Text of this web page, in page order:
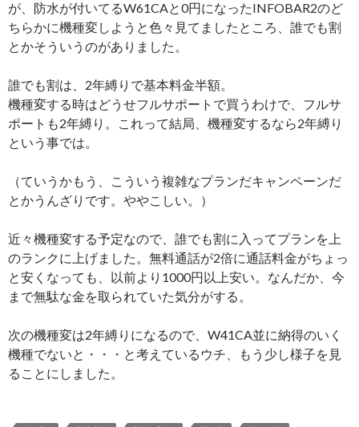
が、防水が付いてるW61CAと0円になったINFOBAR2のど
ちらかに機種変しようと色々見てましたところ、誰でも割
とかそういうのがありました。
誰でも割は、2年縛りで基本料金半額。
機種変する時はどうせフルサポートで買うわけで、フルサ
ポートも2年縛り。これって結局、機種変するなら2年縛り
という事では。
（ていうかもう、こういう複雑なプランだキャンペーンだ
とかうんざりです。ややこしい。）
近々機種変する予定なので、誰でも割に入ってプランを上
のランクに上げました。無料通話が2倍に通話料金がちょっ
と安くなっても、以前より1000円以上安い。なんだか、今
まで無駄な金を取られていた気分がする。
次の機種変は2年縛りになるので、W41CA並に納得のいく
機種でないと・・・と考えているウチ、もう少し様子を見
ることにしました。